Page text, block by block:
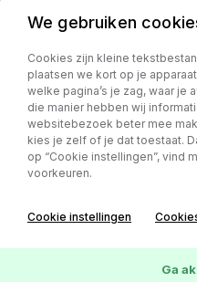
Showroom
Ma / Vr: 09:00 - 18:00
Za: 10:00 - 17:00
Zo: gesloten
Ma / Vr: 09:00 - 17:00
We gebruiken
Cookies zijn kleine
plaatsen we kort op je
welke pagina’s je zag, waar je
die manier hebben wij
websitebezoek beter mee
kies je zelf of je dat toestaat.
op “Cookie instellingen”, vind
voorkeuren.
Cookie instellingen
Ga